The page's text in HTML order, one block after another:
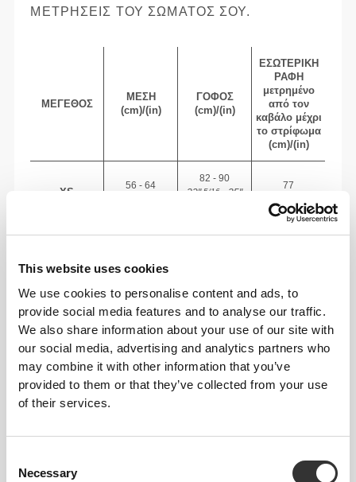
This website uses cookies
We use cookies to personalise content and ads, to
provide social media features and to analyse our traffic.
We also share information about your use of our site with
our social media, advertising and analytics partners who
may combine it with other information that you’ve
provided to them or that they’ve collected from your use
of their services.
Selection
Necessary
ΜΕΤΡΉΣΕΙΣ ΤΟΥ ΣΏΜΑΤΌΣ ΣΟΥ.
ΜΈΓΕΘΟΣ
ΜΈΣΗ
(cm)/(in)
ΓΟΦΌΣ
(cm)/(in)
ΕΣΩΤΕΡΙΚΉ
ΡΑΦΉ
μετρημένο
από τον
καβάλο μέχρι
το στρίφωμα
(cm)/(in)
XS
56 - 64
82 - 90
32"5/16 - 35"
77
M
72 - 80
98 - 106
78
L
80 - 88
31"1/2- 34"5/8
106 - 116
41"3/4- 45"3/4
78.5
30" 15/16
88 - 96
116 - 126
79
το μέγεθός σου;